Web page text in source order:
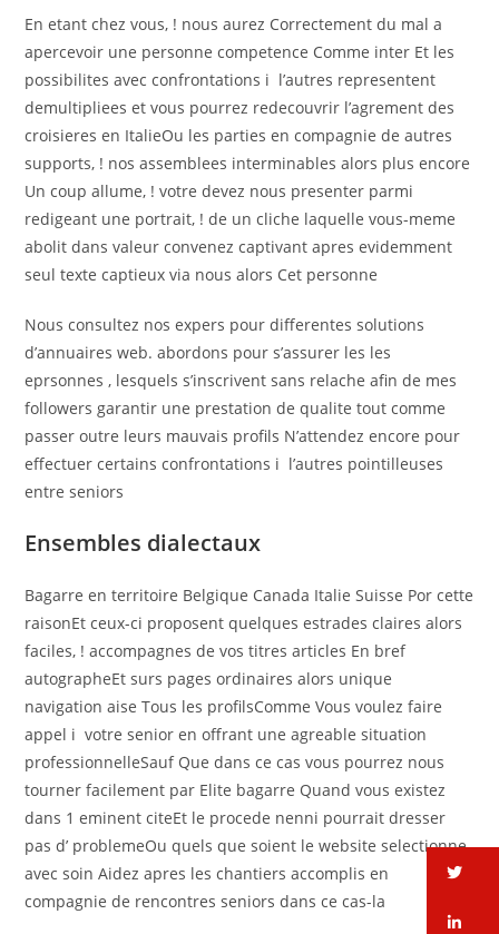
En etant chez vous, ! nous aurez Correctement du mal a
apercevoir une personne competence Comme inter Et les
possibilites avec confrontations i l’autres representent
demultipliees et vous pourrez redecouvrir l’agrement des
croisieres en ItalieOu les parties en compagnie de autres
supports, ! nos assemblees interminables alors plus encore
Un coup allume, ! votre devez nous presenter parmi
redigeant une portrait, ! de un cliche laquelle vous-meme
abolit dans valeur convenez captivant apres evidemment
seul texte captieux via nous alors Cet personne
Nous consultez nos expers pour differentes solutions
d’annuaires web. abordons pour s’assurer les les
eprsonnes , lesquels s’inscrivent sans relache afin de mes
followers garantir une prestation de qualite tout comme
passer outre leurs mauvais profils N’attendez encore pour
effectuer certains confrontations i l’autres pointilleuses
entre seniors
Ensembles dialectaux
Bagarre en territoire Belgique Canada Italie Suisse Por cette
raisonEt ceux-ci proposent quelques estrades claires alors
faciles, ! accompagnes de vos titres articles En bref
autographeEt surs pages ordinaires alors unique
navigation aise Tous les profilsComme Vous voulez faire
appel i votre senior en offrant une agreable situation
professionnelleSauf Que dans ce cas vous pourrez nous
tourner facilement par Elite bagarre Quand vous existez
dans 1 eminent citeEt le procede nenni pourrait dresser
pas d’ problemeOu quels que soient le website selectionne
avec soin Aidez apres les chantiers accomplis en
compagnie de rencontres seniors dans ce cas-la